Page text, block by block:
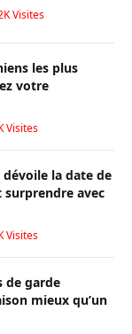
Visites
les plus
votre
Visites
dévoile la date de
avec
Visites
de garde
mieux qu’un